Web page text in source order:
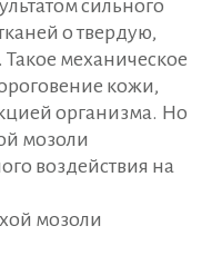
сильного
о твердую,
механическое
кожи,
организма. Но
мозоли
воздействия на
мозоли